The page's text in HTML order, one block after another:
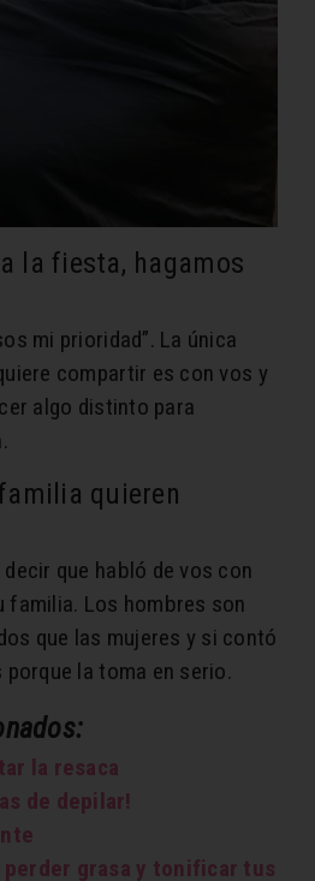
la fiesta, hagamos
mi prioridad”. La única
compartir es con vos y
algo distinto para
quieren
que habló de vos con
familia. Los hombres son
que las mujeres y si contó
la toma en serio.
la resaca
de depilar!
perder grasa y tonificar tus